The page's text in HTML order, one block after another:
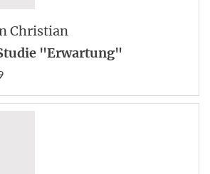
Christian
"Erwartung"